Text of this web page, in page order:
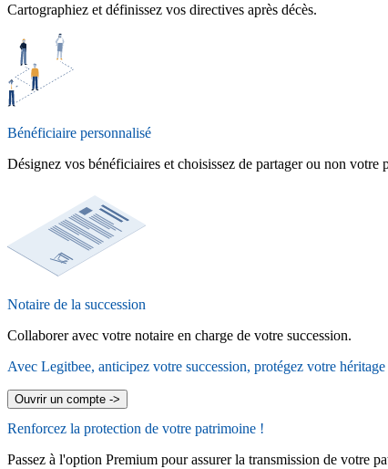
Cartographiez et définissez vos directives après décès.
Bénéficiaire personnalisé
Désignez vos bénéficiaires et choisissez de partager ou non votre
Notaire de la succession
Collaborer avec votre notaire en charge de votre succession.
Avec Legitbee, anticipez votre succession, protégez votre
Ouvrir un compte ->
Renforcez la protection de votre patrimoine !
Passez à l'option Premium pour assurer la transmission de votre